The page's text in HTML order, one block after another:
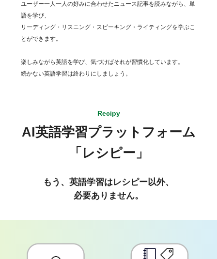
ユーザー一人一人の好みに合わせたニュース記事を読みながら、単
語を学び、
リーディング・リスニング・スピーキング・ライティングを学ぶこ
とができます。
楽しみながら英語を学び、気づけばそれが習慣化しています。
続かない英語学習は終わりにしましょう。
Recipy
AI英語学習プラットフォーム
「レシピー」
もう、英語学習はレシピー以外、
必要ありません。